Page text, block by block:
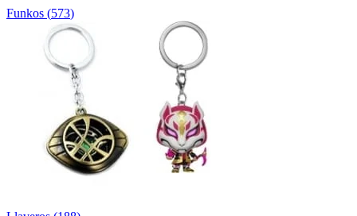
Funkos (573)